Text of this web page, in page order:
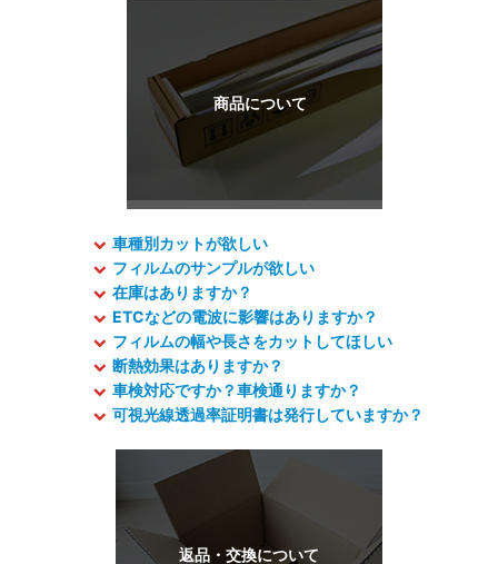
車種別カットが欲しい
フィルムのサンプルが欲しい
在庫はありますか？
ETCなどの電波に影響はありますか？
フィルムの幅や長さをカットしてほしい
断熱効果はありますか？
車検対応ですか？車検通りますか？
可視光線透過率証明書は発行していますか？